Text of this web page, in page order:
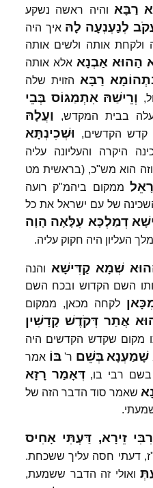
רַבָּא והיה ראשה נשקע
לְנַעְנְעָה לָהּ איך היה
ולקחת אותה ולשים אותה
הַהוּא אַבְנָא אלא אותה
רַבָּא הזוית שלה
וְרֵישַׁהּ אִתְמַגּוֹס בְּבֵי
בבית המקדש, וַעֲלָהּ
קדש הקדשים, וּשְׁכִינְתָּא
היקרה והעליונה עליה
וזה הוא מש"כ, (בראשית מט
ממקום ביהמ"ק רועה
של עם ישראל את כל
דְמַלְכָּא עִלָּאָה הָוָה
העליון היה חקוק עליה.
שְׁמָא קַדִּישָׁא והנה
השם הקדוש ובכח השם
לקחה מכאן, ממקום
אֲתַר דְּקֹדֶשׁ קָדָשִׁין
מקום שקדש הקדשים היה
שָׁמַעְנָא בְּשֵׁם ר'בּוֹ אמר
בשם רבי בו,דְּאָמַר רָזָא
שאמר סוד הדבר הזה של
רִבִּי זֵירָא, דַּעְתִּי אָחִיס
דעתי חסה עליך ששכחת.
ואולי זה הדבר ששמעת,